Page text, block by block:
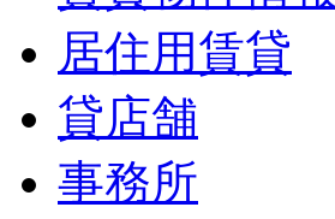
居住用賃貸
貸店舗
事務所